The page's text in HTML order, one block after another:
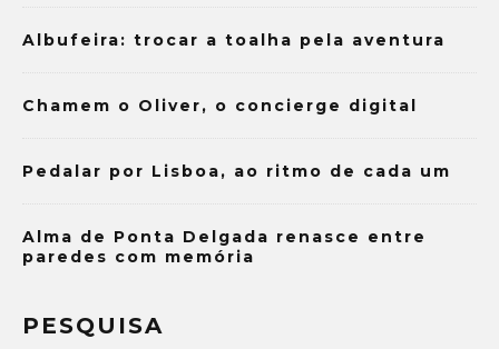
Albufeira: trocar a toalha pela aventura
Chamem o Oliver, o concierge digital
Pedalar por Lisboa, ao ritmo de cada um
Alma de Ponta Delgada renasce entre
paredes com memória
PESQUISA